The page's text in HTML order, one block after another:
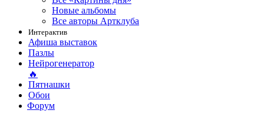
Новые альбомы
Все авторы Артклуба
Интерактив
Афиша выставок
Пазлы
Нейрогенератор
🔥
Пятнашки
Обои
Форум